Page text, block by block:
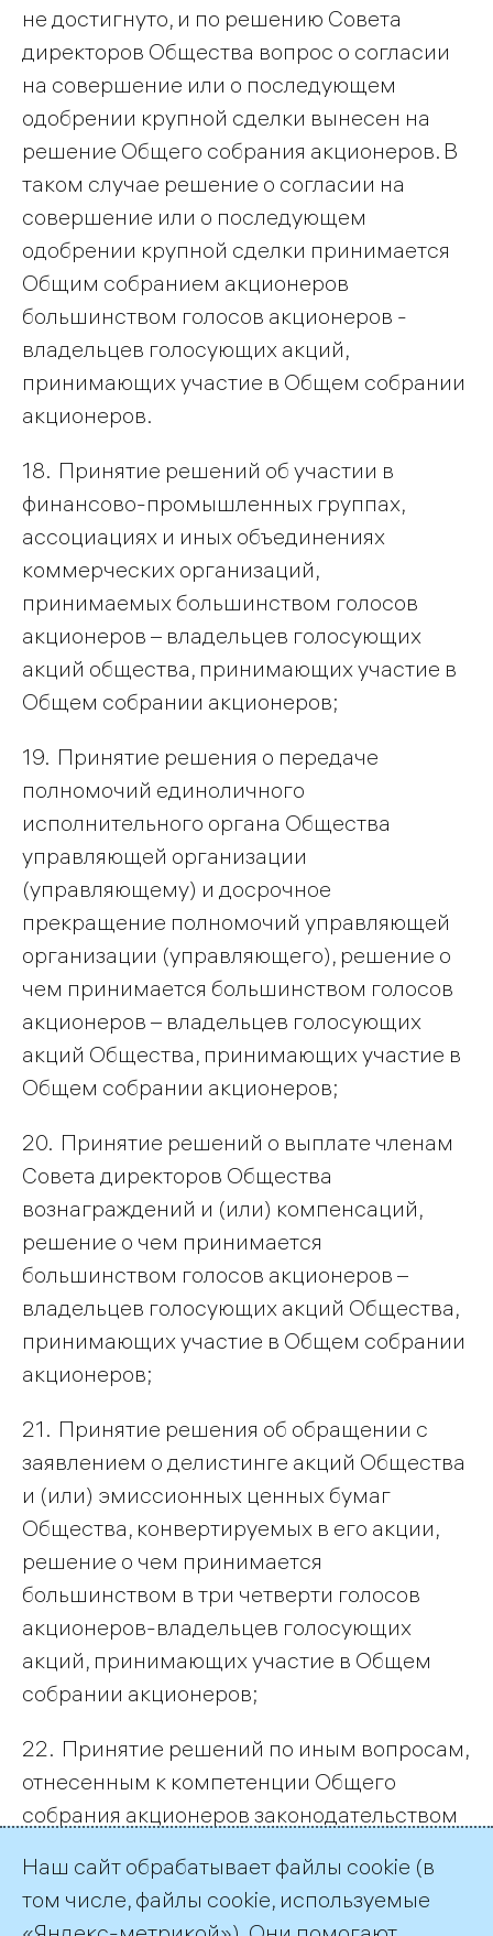
не достигнуто, и по решению Совета
директоров Общества вопрос о согласии
на совершение или о последующем
одобрении крупной сделки вынесен на
решение Общего собрания акционеров. В
таком случае решение о согласии на
совершение или о последующем
одобрении крупной сделки принимается
Общим собранием акционеров
большинством голосов акционеров -
владельцев голосующих акций,
принимающих участие в Общем собрании
акционеров.
18. Принятие решений об участии в
финансово-промышленных группах,
ассоциациях и иных объединениях
коммерческих организаций,
принимаемых большинством голосов
акционеров – владельцев голосующих
акций общества, принимающих участие в
Общем собрании акционеров;
19. Принятие решения о передаче
полномочий единоличного
исполнительного органа Общества
управляющей организации
(управляющему) и досрочное
прекращение полномочий управляющей
организации (управляющего), решение о
чем принимается большинством голосов
акционеров – владельцев голосующих
акций Общества, принимающих участие в
Общем собрании акционеров;
20. Принятие решений о выплате членам
Совета директоров Общества
вознаграждений и (или) компенсаций,
решение о чем принимается
большинством голосов акционеров –
владельцев голосующих акций Общества,
принимающих участие в Общем собрании
акционеров;
21. Принятие решения об обращении с
заявлением о делистинге акций Общества
и (или) эмиссионных ценных бумаг
Общества, конвертируемых в его акции,
решение о чем принимается
большинством в три четверти голосов
акционеров-владельцев голосующих
акций, принимающих участие в Общем
собрании акционеров;
22. Принятие решений по иным вопросам,
отнесенным к компетенции Общего
собрания акционеров законодательством
которым принимаются большинством
голосов акционеров – владельцев
Наш сайт обрабатывает файлы cookie (в
том числе, файлы cookie, используемые